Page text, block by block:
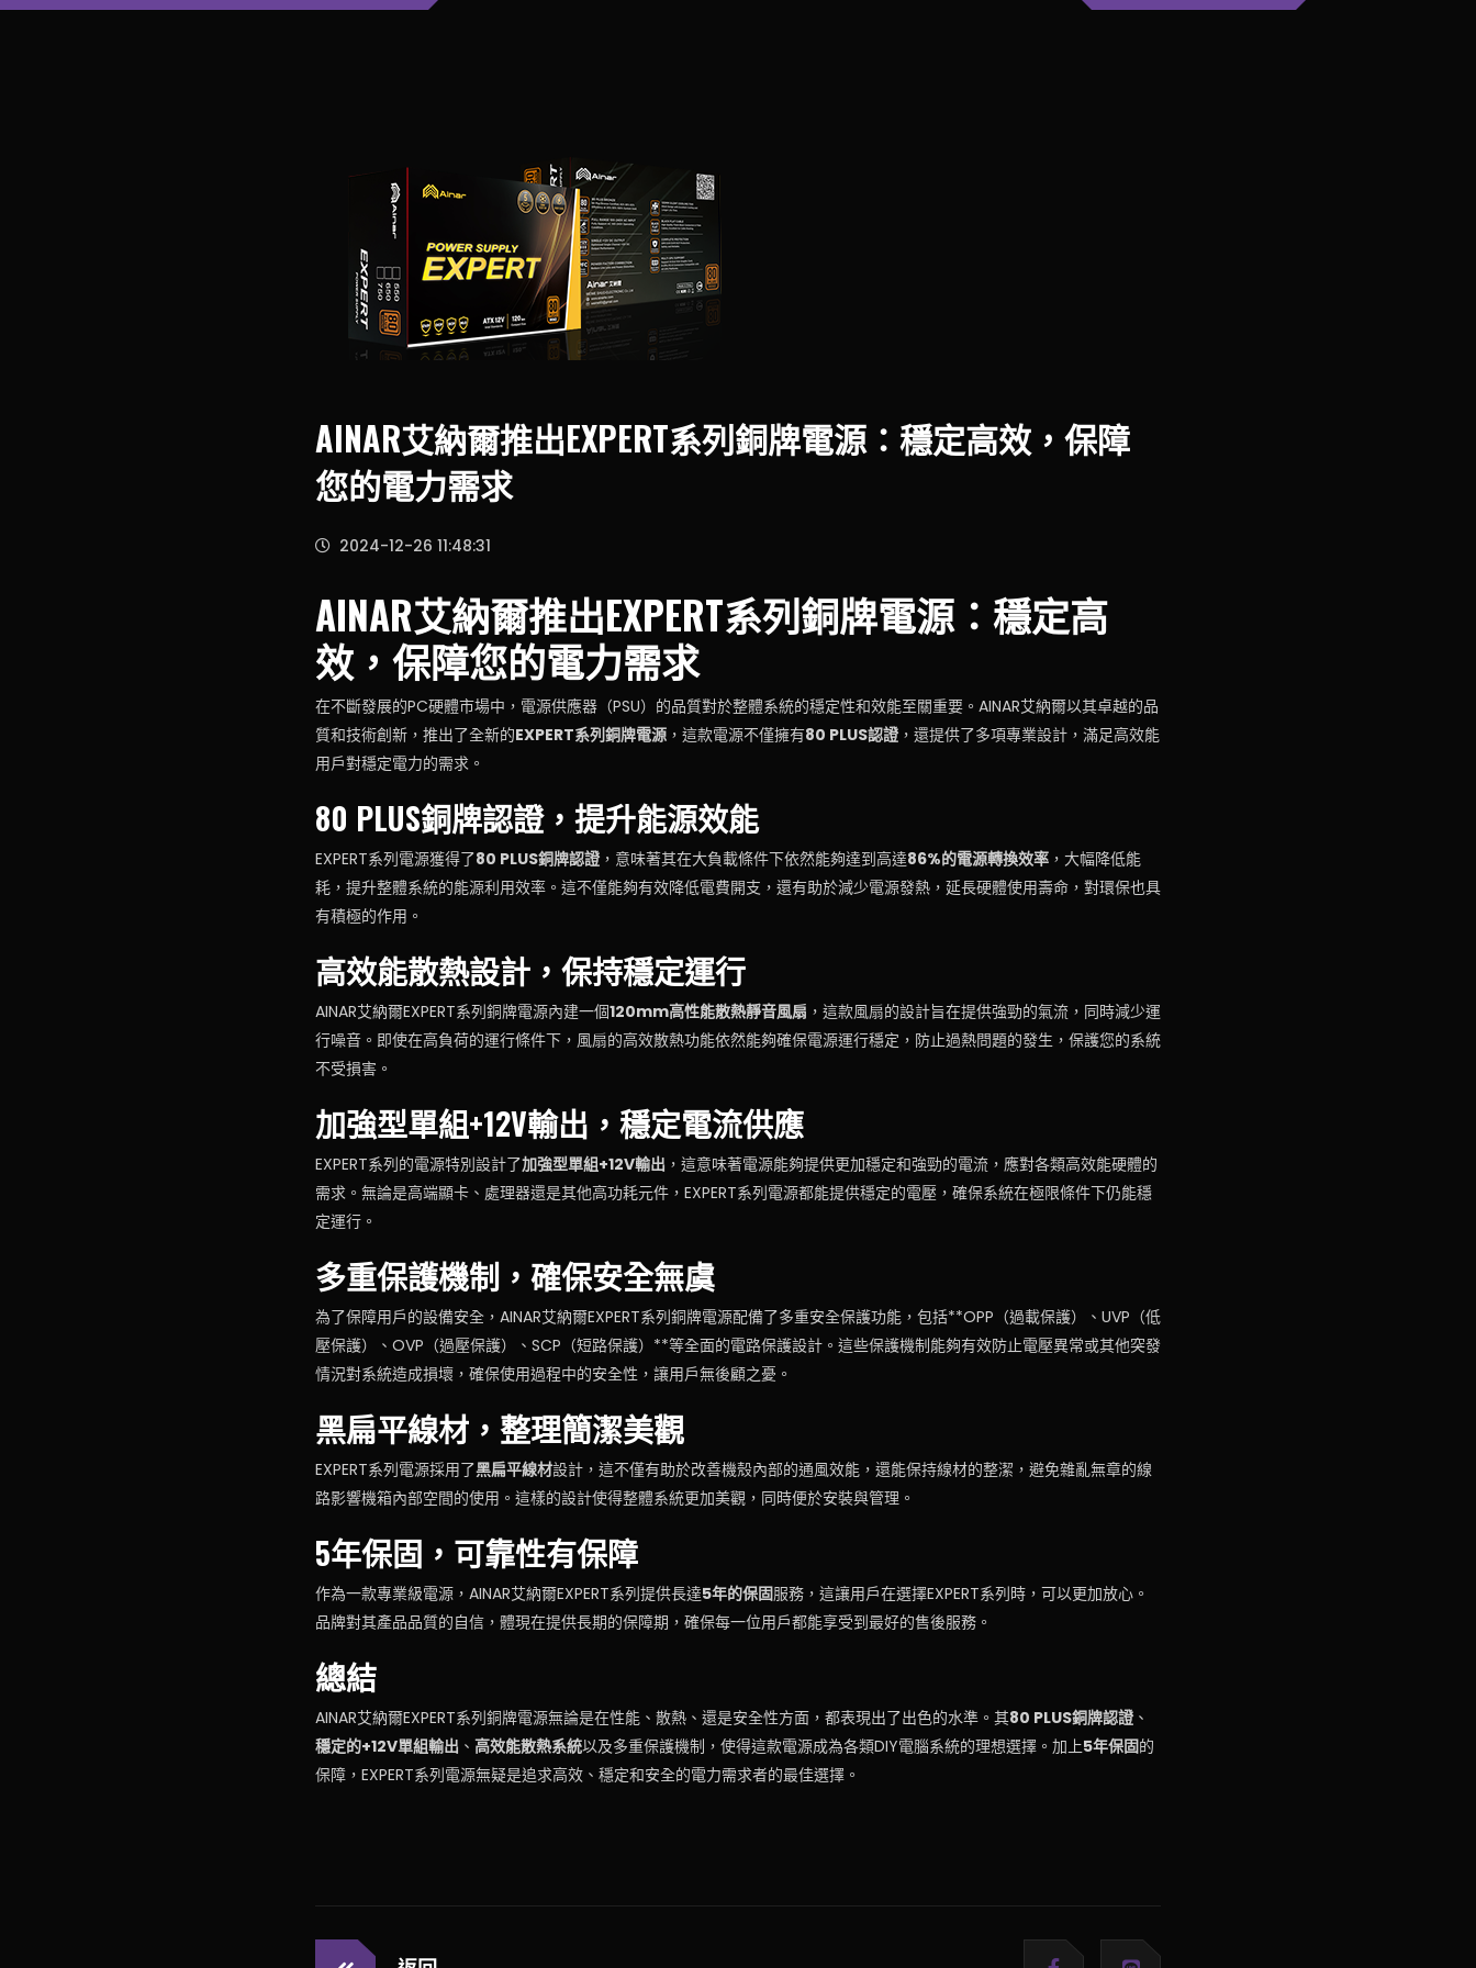
AINAR艾納爾推出EXPERT系列銅牌電源：穩定高效，保障
您的電力需求
2024-12-26 11:48:31
AINAR艾納爾推出EXPERT系列銅牌電源：穩定高
效，保障您的電力需求
在不斷發展的PC硬體市場中，電源供應器（PSU）的品質對於整體系統的穩定性和效能至關重要。AINAR艾納爾以其卓越的品
質和技術創新，推出了全新的EXPERT系列銅牌電源 ，這款電源不僅擁有80 PLUS認證 ，還提供了多項專業設計，滿足高效能
用戶對穩定電力的需求。
80 PLUS銅牌認證，提升能源效能
EXPERT系列電源獲得了80 PLUS銅牌認證 ，意味著其在大負載條件下依然能夠達到高達86%的電源轉換效率 ，大幅降低能
耗，提升整體系統的能源利用效率。這不僅能夠有效降低電費開支，還有助於減少電源發熱，延長硬體使用壽命，對環保也具
有積極的作用。
高效能散熱設計，保持穩定運行
AINAR艾納爾EXPERT系列銅牌電源內建一個120mm高性能散熱靜音風扇 ，這款風扇的設計旨在提供強勁的氣流，同時減少運
行噪音。即使在高負荷的運行條件下，風扇的高效散熱功能依然能夠確保電源運行穩定，防止過熱問題的發生，保護您的系統
不受損害。
加強型單組+12V輸出，穩定電流供應
EXPERT系列的電源特別設計了加強型單組+12V輸出 ，這意味著電源能夠提供更加穩定和強勁的電流，應對各類高效能硬體的
需求。無論是高端顯卡、處理器還是其他高功耗元件，EXPERT系列電源都能提供穩定的電壓，確保系統在極限條件下仍能穩
定運行。
多重保護機制，確保安全無虞
為了保障用戶的設備安全，AINAR艾納爾EXPERT系列銅牌電源配備了多重安全保護功能，包括**OPP（過載保護）、UVP（低
壓保護）、OVP（過壓保護）、SCP（短路保護）**等全面的電路保護設計。這些保護機制能夠有效防止電壓異常或其他突發
情況對系統造成損壞，確保使用過程中的安全性，讓用戶無後顧之憂。
黑扁平線材，整理簡潔美觀
EXPERT系列電源採用了黑扁平線材設計，這不僅有助於改善機殼內部的通風效能，還能保持線材的整潔，避免雜亂無章的線
路影響機箱內部空間的使用。這樣的設計使得整體系統更加美觀，同時便於安裝與管理。
5年保固，可靠性有保障
作為一款專業級電源，AINAR艾納爾EXPERT系列提供長達5年的保固服務，這讓用戶在選擇EXPERT系列時，可以更加放心。
品牌對其產品品質的自信，體現在提供長期的保障期，確保每一位用戶都能享受到最好的售後服務。
總結
AINAR艾納爾EXPERT系列銅牌電源無論是在性能、散熱、還是安全性方面，都表現出了出色的水準。其80 PLUS銅牌認證 、
穩定的+12V單組輸出 、 高效能散熱系統以及多重保護機制，使得這款電源成為各類DIY電腦系統的理想選擇。加上5年保固的
保障，EXPERT系列電源無疑是追求高效、穩定和安全的電力需求者的最佳選擇。